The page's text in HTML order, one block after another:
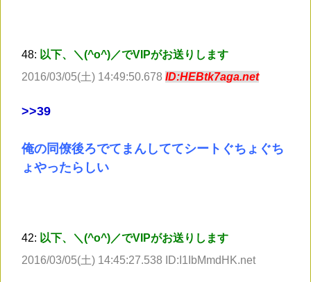
48: 以下、＼(^o^)／でVIPがお送りします
2016/03/05(土) 14:49:50.678 ID:HEBtk7aga.net
>>39
俺の同僚後ろでてまんしててシートぐちょぐち
ょやったらしい
42: 以下、＼(^o^)／でVIPがお送りします
2016/03/05(土) 14:45:27.538 ID:I1IbMmdHK.net